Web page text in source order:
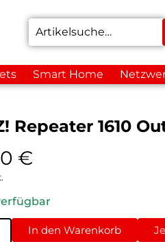
Smart Home
Repeater 1610
€
In den Warenkorb